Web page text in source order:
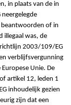
in plaats van de in
beantwoorden of in
illegaal was, de
2003/109/EG
verblijfsvergunning
Unie. De
artikel 12, leden 1
inhoudelijk gezien
zijn dat een